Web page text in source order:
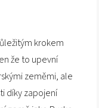
krokem
že to upevní
zeměmi, ale
díky zapojení